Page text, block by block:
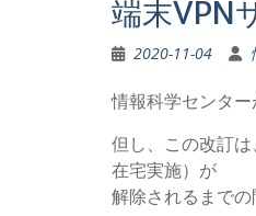
端末VPN
2020-11-04
情報科学センタ
但し、この改訂
在宅実施）が
解除されるまでの